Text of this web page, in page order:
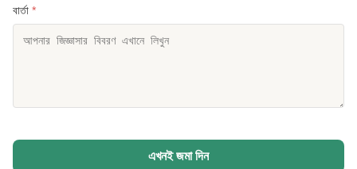
বার্তা *
এখনই জমা দিন